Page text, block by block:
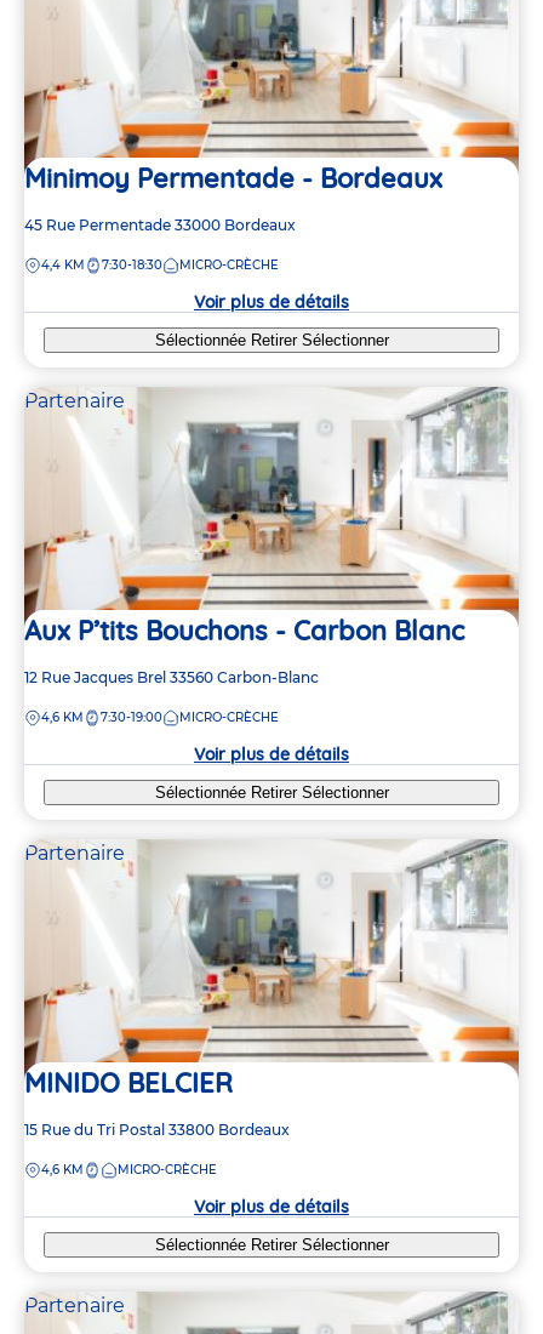
Minimoy Permentade - Bordeaux
Adresse
la
45 Rue Permentade 33000 Bordeaux
DISTANCE
4,4 KM 7:30-18:30 MICRO-CRÈCHE
Voir plus de détails
Sélectionnée Retirer Sélectionner
Partenaire
Aux P’tits Bouchons - Carbon Blanc
Adresse
la
12 Rue Jacques Brel 33560 Carbon-Blanc
DISTANCE
4,6 KM 7:30-19:00 MICRO-CRÈCHE
Voir plus de détails
Sélectionnée Retirer Sélectionner
Partenaire
MINIDO BELCIER
Adresse
la
15 Rue du Tri Postal 33800 Bordeaux
DISTANCE
4,6 KM MICRO-CRÈCHE
Voir plus de détails
Sélectionnée Retirer Sélectionner
Partenaire